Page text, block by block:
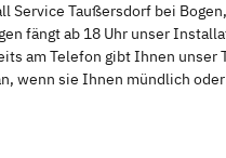
Service Taußersdorf bei
fängt ab 18 Uhr unser
am Telefon gibt Ihnen unser
wenn sie Ihnen mündlich